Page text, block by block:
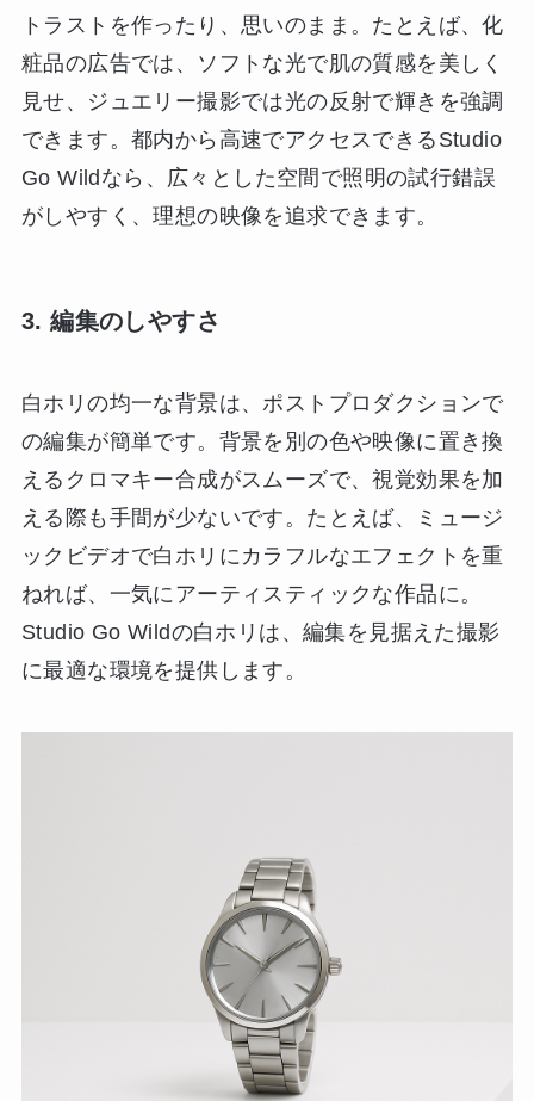
トラストを作ったり、思いのまま。たとえば、化
粧品の広告では、ソフトな光で肌の質感を美しく
見せ、ジュエリー撮影では光の反射で輝きを強調
できます。都内から高速でアクセスできるStudio
Go Wildなら、広々とした空間で照明の試行錯誤
がしやすく、理想の映像を追求できます。
3. 編集のしやすさ
白ホリの均一な背景は、ポストプロダクションで
の編集が簡単です。背景を別の色や映像に置き換
えるクロマキー合成がスムーズで、視覚効果を加
える際も手間が少ないです。たとえば、ミュージ
ックビデオで白ホリにカラフルなエフェクトを重
ねれば、一気にアーティスティックな作品に。
Studio Go Wildの白ホリは、編集を見据えた撮影
に最適な環境を提供します。